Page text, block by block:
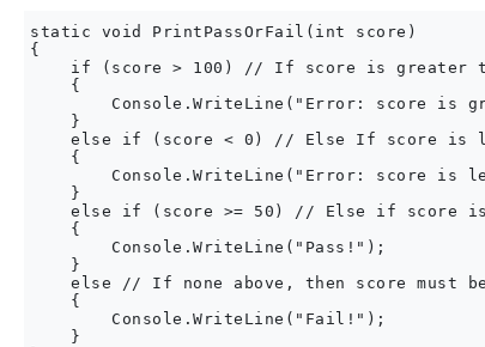
static void PrintPassOrFail(int score)
{
if (score > 100) // If score is greater
    {
Console.WriteLine("Error: score is
    }
else if (score < 0) // Else If score is
    {
Console.WriteLine("Error: score is
    }
else if (score >= 50) // Else if score
    {
        Console.WriteLine("Pass!");
    }
else // If none above, then score must
    {
        Console.WriteLine("Fail!");
    }